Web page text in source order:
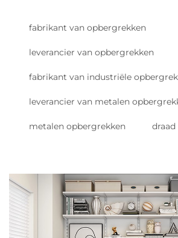
fabrikant van opbergrekken
leverancier van opbergrekken
fabrikant van industriële
leverancier van metalen
metalen opbergrekken